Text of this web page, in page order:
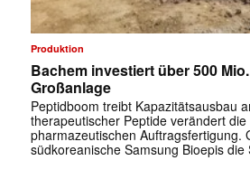
Produktion
Bachem investiert über 500
Großanlage
Peptidboom treibt Kapazitätsausbau
therapeutischer Peptide verändert
pharmazeutischen Auftragsfertigung.
südkoreanische Samsung Bioepis